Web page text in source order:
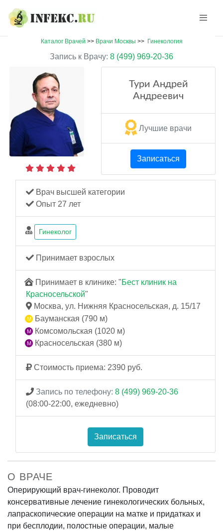
Каталог Врачей >> Врачи Москвы >> Гинекология
Запись к Врачу: 8 (499) 969-20-36
Тури Андрей
Андреевич
Лучшие врачи
Записаться
Врач высшей категории
Опыт 27 лет
Гинеколог
Принимает взрослых
Принимает в клинике: "Бест клиник на
Красносельской"
Москва, ул. Нижняя Красносельская, д. 15/17
Бауманская (790 м)
Комсомольская (1020 м)
Красносельская (380 м)
Стоимость приема: 2390 руб.
Запись по телефону: 8 (499) 969-20-36
(08:00-22:00, ежедневно)
Записаться
О ВРАЧЕ
Оперирующий врач-гинеколог. Проводит
консервативные лечение гинекологических больных,
лапраскопические операции на матке и придатках и
при бесплодии, полостные операции, малые